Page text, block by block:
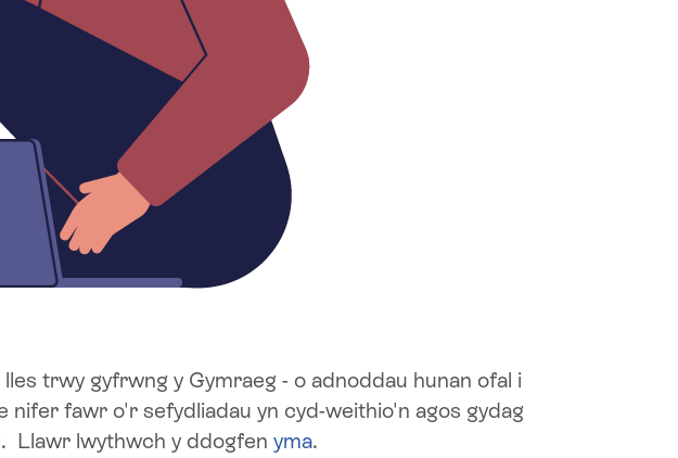
trwy gyfrwng y Gymraeg - o adnoddau hunan ofal i
nifer fawr o'r sefydliadau yn cyd-weithio'n agos gydag
Llawr lwythwch y ddogfen yma.